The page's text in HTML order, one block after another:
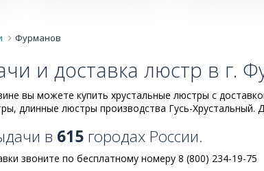
Фурманов
и доставка люстр в г.
вы можете купить хрустальные люстры с
длинные люстры производства Гусь-Хрустальный.
в 615 городах России.
звоните по бесплатному номеру 8 (800) 234-19-75